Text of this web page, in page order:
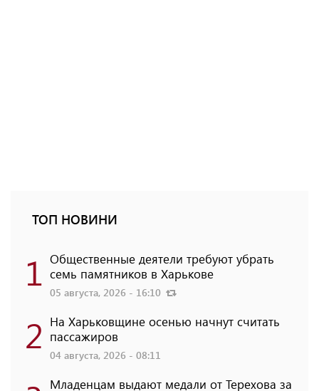
ТОП НОВИНИ
1 Общественные деятели требуют убрать
семь памятников в Харькове
05 августа, 2026 - 16:10
2 На Харьковщине осенью начнут считать
пассажиров
04 августа, 2026 - 08:11
Младенцам выдают медали от Терехова за